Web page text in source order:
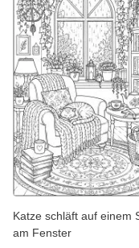
Katze schläft auf einem
am Fenster